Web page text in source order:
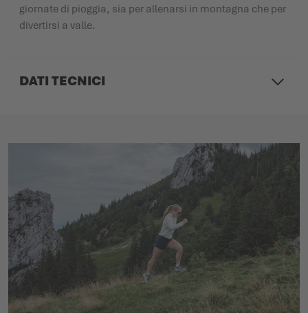
giornate di pioggia, sia per allenarsi in montagna che per
divertirsi a valle.
DATI TECNICI